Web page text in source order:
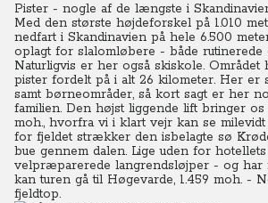
Pister - nogle af de længste i
Med den største højdeforskel på 1.010
nedfart i Skandinavien på hele 6.500
oplagt for slalomløbere - både rutinerede
Naturligvis er her også skiskole. Området
pister fordelt på i alt 26 kilometer. Her er
samt børneområder, så kort sagt er her
familien. Den højst liggende lift bringer os
moh., hvorfra vi i klart vejr kan se
for fjeldet strækker den isbelagte sø
bue gennem dalen. Lige uden for
velpræparerede langrendsløjper - og har
kan turen gå til Høgevarde, 1.459 moh. -
fjeldtop.